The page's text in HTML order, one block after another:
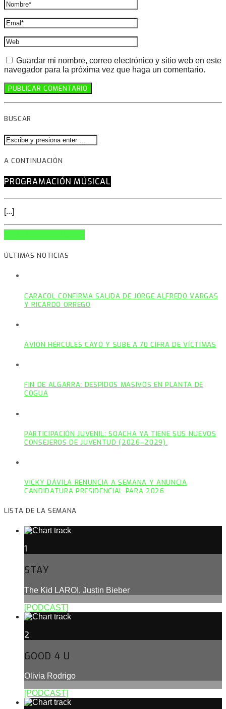
Guardar mi nombre, correo electrónico y sitio web en este
navegador para la próxima vez que haga un comentario.
BUSCAR
A CONTINUACIÓN
PROGRAMACIÓN MÚSICAL
[...]
ÚLTIMAS NOTICIAS
CARACOL CONFIRMA SALIDA DE JORGE ALFREDO VARGAS
Y RICARDO ORREGO
AVIÓN HÉRCULES CAYÓ Y SUBE A 70 CIFRA DE VÍCTIMAS
FIN DE ALGARRA: DESPIDOS MASIVOS EN PLANTA DE
COGUA
PARTICIPACIÓN JUVENIL: SOACHA YA TIENE SUS NUEVOS
CONSEJEROS DE JUVENTUD (2026–2029).
VICKY DÁVILA RENUNCIA A SEMANA Y ANUNCIA
CANDIDATURA PRESIDENCIAL PARA 2026
LISTA DE LA SEMANA
1
STAY
The Kid LAROI, Justin Bieber
[PODCAST]
2
GOOD 4 U
Olivia Rodrigo
[PODCAST]